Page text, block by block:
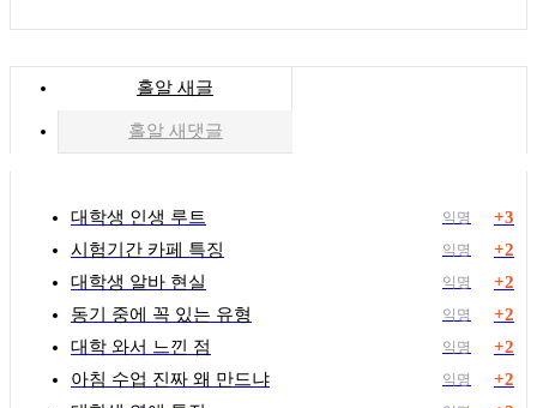
홀알 새글
홀알 새댓글
대학생 인생 루트 익명
+3
시험기간 카페 특징
익명
+2
대학생 알바 현실
익명
+2
동기 중에 꼭 있는 유형
익명
+2
대학 와서 느낀 점
익명
+2
아침 수업 진짜 왜 만드냐
익명
+2